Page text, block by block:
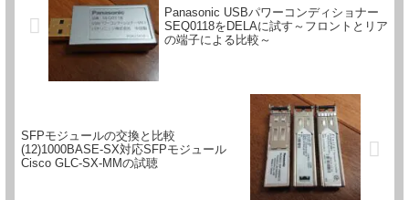
Panasonic USBパワーコンディショナー
SEQ0118をDELAに試す～フロントとリア
の端子による比較～
SFPモジュールの交換と比較
(12)1000BASE-SX対応SFPモジュール
Cisco GLC-SX-MMの試聴